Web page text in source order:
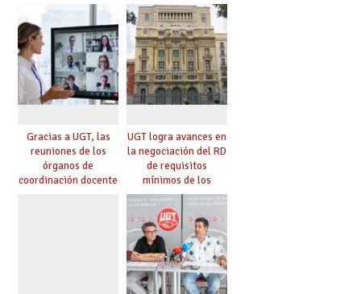
Gracias a UGT, las
reuniones de los
órganos de
coordinación docente
UGT logra avances en
la negociación del RD
de requisitos
mínimos de los
centros educativos y
exige al Ministerio
que los compromisos
se materialicen con
la mayor agilidad
posible